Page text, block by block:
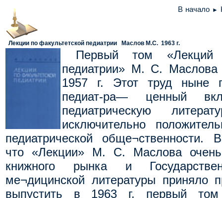
В начало ►
Лекции по факультетской педиатрии Маслов М.С. 1963 г.
Первый том «Лекций
педиатрии» М. С.
1957 г. Этот труд ныне
педиат-ра— ценный
педиатрическую
исключительно
педиатрической обще¬ственности.
что «Лекции» М. С. Маслова
книжного рынка и
ме¬дицинской литературы приняло
выпустить в 1963 г. первый